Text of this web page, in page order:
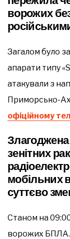
ворожих
Загалом було
апарати типу
атакували з
Приморсько-
офіційному
зенітних
мобільних
суттєво
Станом на
ворожих БПЛА.